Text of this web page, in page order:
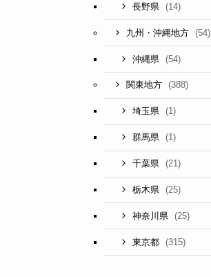
長野県 (14)
九州・沖縄地方 (54)
沖縄県 (54)
関東地方 (388)
埼玉県 (1)
群馬県 (1)
千葉県 (21)
栃木県 (25)
神奈川県 (25)
東京都 (315)